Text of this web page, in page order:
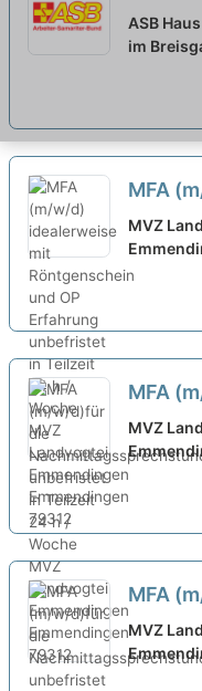
Wir
ASB
im
MFA
MVZ
MFA
MVZ
MFA
MVZ